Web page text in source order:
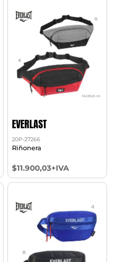
EVERLAST
20P-27266
Riñonera
$11.900,03+IVA